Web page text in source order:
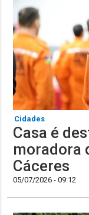
Cidades
Casa é
moradora
Cáceres
05/07/2026 - 09:12